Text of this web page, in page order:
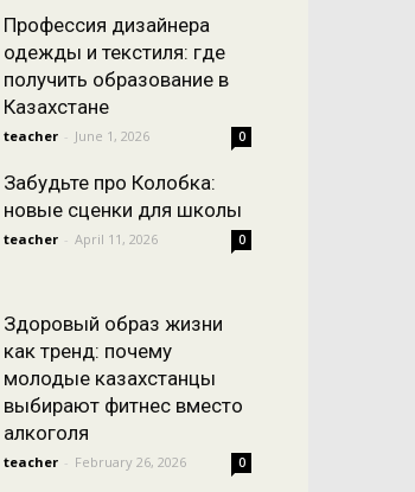
Профессия дизайнера
одежды и текстиля: где
получить образование в
Казахстане
teacher - June 1, 2026 0
Забудьте про Колобка:
новые сценки для школы
teacher - April 11, 2026 0
Здоровый образ жизни
как тренд: почему
молодые казахстанцы
выбирают фитнес вместо
алкоголя
teacher - February 26, 2026 0